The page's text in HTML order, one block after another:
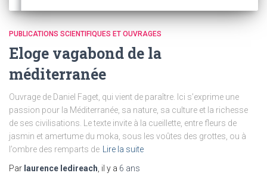
PUBLICATIONS SCIENTIFIQUES ET OUVRAGES
Eloge vagabond de la
méditerranée
Ouvrage de Daniel Faget, qui vient de paraître. Ici s’exprime une
passion pour la Méditerranée, sa nature, sa culture et la richesse
de ses civilisations. Le texte invite à la cueillette, entre fleurs de
jasmin et amertume du moka, sous les voûtes des grottes, ou à
l’ombre des remparts de
Lire la suite
Par laurence ledireach , il y a 6 ans